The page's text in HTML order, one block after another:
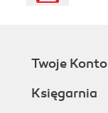
Twoje Konto
Księgarnia